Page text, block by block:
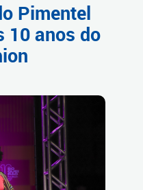
Pimentel
10 anos do